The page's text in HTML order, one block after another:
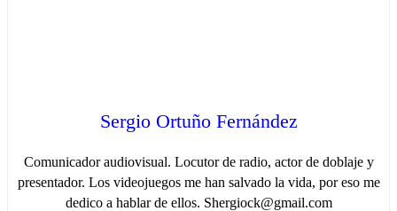
Sergio Ortuño Fernández
Comunicador audiovisual. Locutor de radio, actor de doblaje y
presentador. Los videojuegos me han salvado la vida, por eso me
dedico a hablar de ellos. Shergiock@gmail.com